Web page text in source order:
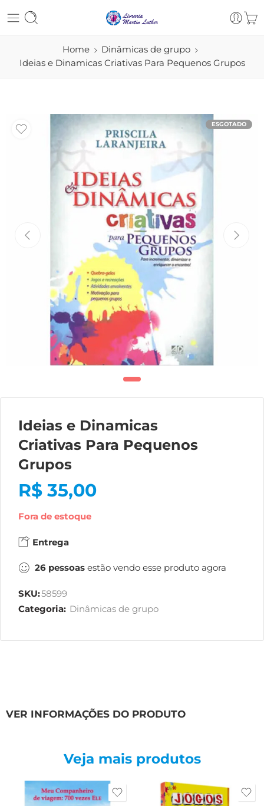
Home
Dinâmicas de grupo
Ideias e Dinamicas Criativas Para Pequenos Grupos
ESGOTADO
Ideias e Dinamicas
Criativas Para Pequenos
Grupos
R$ 35,00
Fora de estoque
Entrega
26 pessoas estão vendo esse produto agora
SKU:58599
Categoria: Dinâmicas de grupo
VER INFORMAÇÕES DO PRODUTO
Veja mais produtos